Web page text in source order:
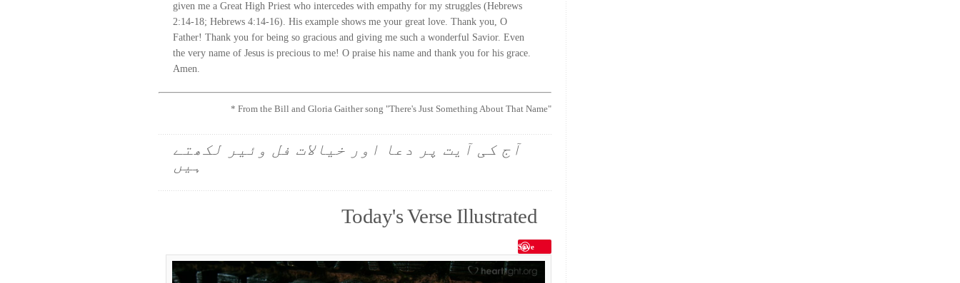
given me a Great High Priest who intercedes with empathy for my struggles (Hebrews
2:14-18; Hebrews 4:14-16). His example shows me your great love. Thank you, O
Father! Thank you for being so gracious and giving me such a wonderful Savior. Even
the very name of Jesus is precious to me! O praise his name and thank you for his grace.
Amen.
* From the Bill and Gloria Gaither song "There's Just Something About That Name"
آج کی آیت پر دعا اور خیالات فل وئیر لکھتے
ہیں
Today's Verse Illustrated
Save